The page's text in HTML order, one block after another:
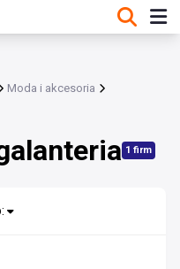
Moda i akcesoria
1 firm